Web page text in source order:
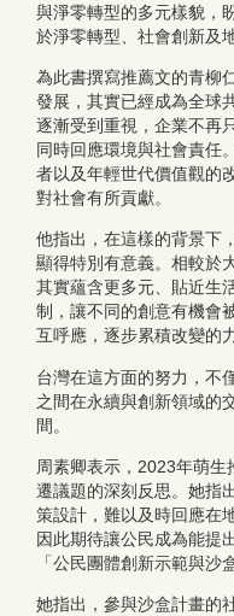
與淨零轉型的多元樣貌，
於淨零轉型、社會創新及
為此書撰寫推薦文的青柳
發展，其實已經成為全球
逐漸受到重視，企業不再
同時回應環境與社會責任
者以及年輕世代價值觀的
對社會有所貢獻。
他指出，在這樣的背景下
顯得特別有意義。相較於
其實蘊含更多元、貼近生
制，讓不同的創意有機會
互呼應，逐步累積改變的
台灣在這方面的努力，不
之間在永續與創新領域的
間。
周素卿表示，2023年萌
遷議題的深刻反思。她指
策設計，難以及時回應在
因此期待讓公民成為能提
「公民團體創新示範與沙
她指出，參與沙盒計畫的